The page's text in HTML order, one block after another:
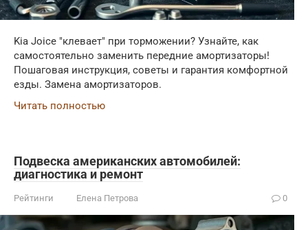
Kia Joice "клевает" при торможении? Узнайте, как
самостоятельно заменить передние амортизаторы!
Пошаговая инструкция, советы и гарантия комфортной
езды. Замена амортизаторов.
Читать полностью
Подвеска американских автомобилей:
диагностика и ремонт
Рейтинги Елена Петрова 0